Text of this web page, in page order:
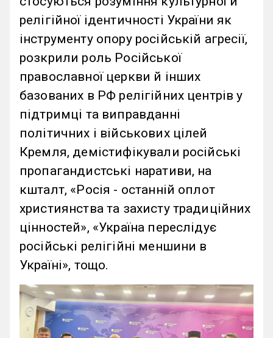
релігійної ідентичності України як
інструменту опору російській агресії,
розкрили роль Російської
православної церкви й інших
базованих в РФ релігійних центрів у
підтримці та виправданні
політичних і військових цілей
Кремля, демістифікували російські
пропагандистські наративи, на
кшталт, «Росія - останній оплот
християнства та захисту традиційних
цінностей», «Україна переслідує
російські релігійні меншини в
Україні», тощо.